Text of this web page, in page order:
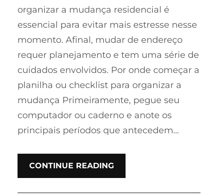
organizar a mudança residencial é
essencial para evitar mais estresse nesse
momento. Afinal, mudar de endereço
requer planejamento e tem uma série de
cuidados envolvidos. Por onde começar a
planilha ou checklist para organizar a
mudança Primeiramente, pegue seu
computador ou caderno e anote os
principais períodos que antecedem…
CONTINUE READING